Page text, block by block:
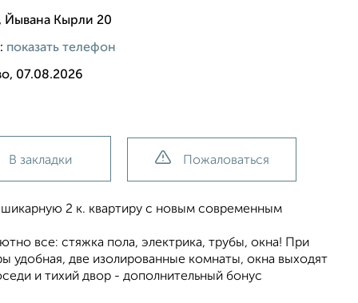
Йывана Кырли 20
показать телефон
07.08.2026
В закладки Пожаловаться
2 к. квартиру с новым современным
все: стяжка пола, электрика, трубы, окна! При
удобная, две изолированные комнаты, окна выходят
и тихий двор - дополнительный бонус